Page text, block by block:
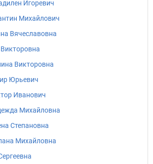
Игоревич
Михайлович
Вячеславовна
Викторовна
Юрьевич
Иванович
Михайловна
Степановна
Михайловна